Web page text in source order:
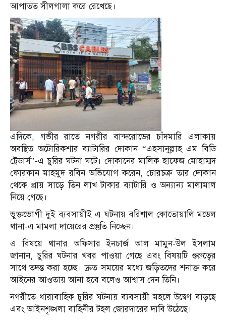
আপাতত সীলগালা করে রেখেছে।
এদিকে, গভীর রাতে নগরীর বান্দরোডের চাঁদমারি এলাকায়
অবস্থিত অটোরিকশার ব্যাটারির দোকান “এহসানুল্লাহ এম বিডি
ট্রেডার্স”-এ চুরির ঘটনা ঘটে। দোকানের মালিক হাফেজ মোহাম্মদ
ফোরকান মাহমুদ রবিন অভিযোগ করেন, চোরচক্র তার দোকান
থেকে প্রায় সাড়ে তিন লাখ টাকার ব্যাটারি ও অন্যান্য মালামাল
নিয়ে গেছে।
ভুক্তভোগী দুই ব্যবসায়ীই এ ঘটনায় বরিশাল কোতোয়ালি মডেল
থানা-এ মামলা দায়েরের প্রস্তুতি নিচ্ছেন।
এ বিষয়ে থানার অফিসার ইনচার্জ আল মামুন-উল ইসলাম
জানান, চুরির ঘটনার খবর পাওয়া গেছে এবং বিষয়টি গুরুত্বের
সাথে তদন্ত করা হচ্ছে। দ্রুত সময়ের মধ্যে জড়িতদের শনাক্ত করে
আইনের আওতায় আনা হবে বলেও আশ্বাস দেন তিনি।
নগরীতে ধারাবাহিক চুরির ঘটনায় ব্যবসায়ী মহলে উদ্বেগ বাড়ছে
এবং আইনশৃঙ্খলা বাহিনীর টহল জোরদারের দাবি উঠেছে।